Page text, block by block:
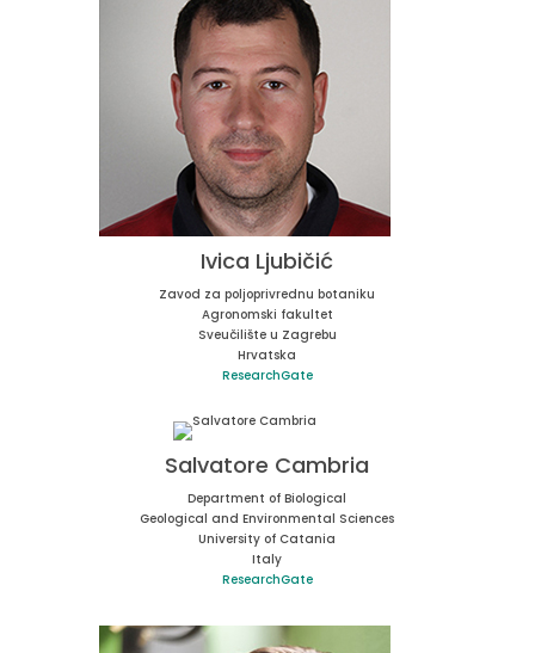
Ivica Ljubičić
Zavod za poljoprivrednu botaniku
Agronomski fakultet
Sveučilište u Zagrebu
Hrvatska
ResearchGate
Salvatore Cambria
Department of Biological
Geological and Environmental Sciences
University of Catania
Italy
ResearchGate